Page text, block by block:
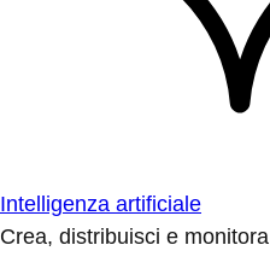
Intelligenza artificiale
Crea, distribuisci e